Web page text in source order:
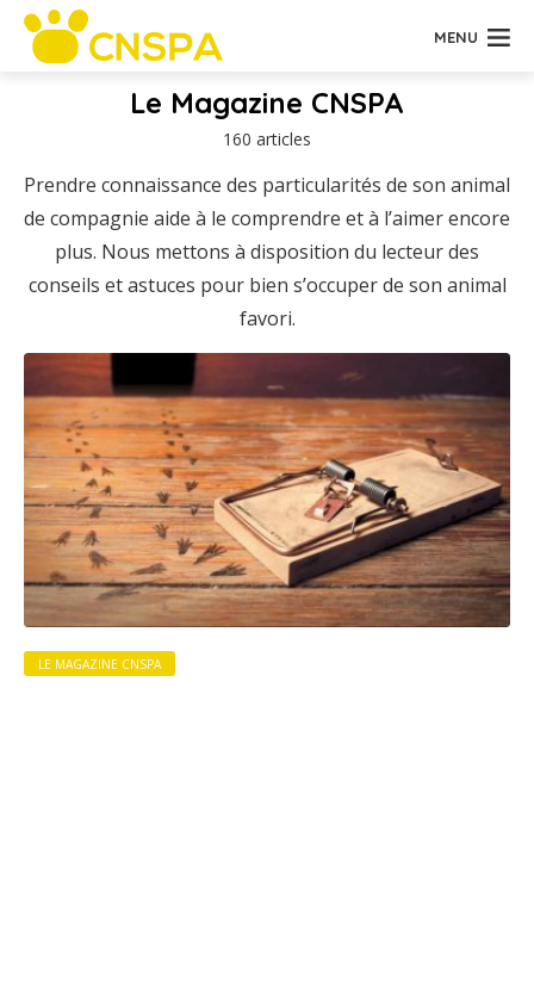
MENU
Le Magazine CNSPA
160 articles
Prendre connaissance des particularités de son animal
de compagnie aide à le comprendre et à l’aimer encore
plus. Nous mettons à disposition du lecteur des
conseils et astuces pour bien s’occuper de son animal
favori.
LE MAGAZINE CNSPA